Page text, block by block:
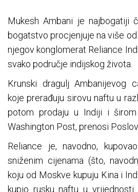
Mukesh Ambani je najbogatiji
bogatstvo procjenjuje na više
njegov konglomerat Reliance
svako područje indijskog života.
Krunski dragulj Ambanijevog
koje prerađuju sirovu naftu u
potom prodaju u Indiji i
Washington Post, prenosi
Reliance je, navodno,
sniženim cijenama (što,
koju od Moskve kupuju Kina i
kupio rusku naftu u